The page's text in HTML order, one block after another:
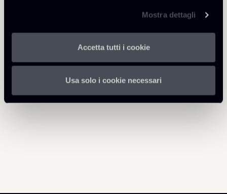
Mostra dettagli
Accetta tutti i cookie
Usa solo i cookie necessari
Roma - Milano
Scopri il professionista